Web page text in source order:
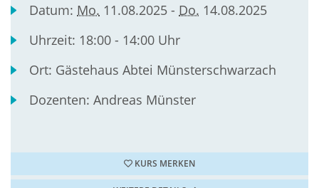
Datum: Mo. 11.08.2025 - Do. 14.08.2025
Uhrzeit: 18:00 - 14:00 Uhr
Ort: Gästehaus Abtei Münsterschwarzach
Dozenten:Andreas Münster
KURS MERKEN